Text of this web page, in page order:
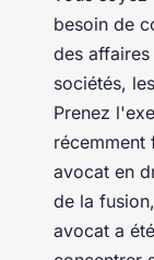
besoin de
des
sociétés,
Prenez
récemment
avocat en
de la
avocat a